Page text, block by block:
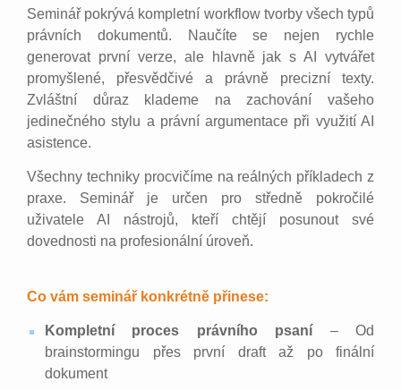
Seminář pokrývá kompletní workflow tvorby všech typů
právních dokumentů. Naučíte se nejen rychle
generovat první verze, ale hlavně jak s AI vytvářet
promyšlené, přesvědčivé a právně precizní texty.
Zvláštní důraz klademe na zachování vašeho
jedinečného stylu a právní argumentace při využití AI
asistence.
Všechny techniky procvičíme na reálných příkladech z
praxe. Seminář je určen pro středně pokročilé
uživatele AI nástrojů, kteří chtějí posunout své
dovednosti na profesionální úroveň.
Co vám seminář konkrétně přinese:
Kompletní proces právního psaní – Od
brainstormingu přes první draft až po finální
dokument